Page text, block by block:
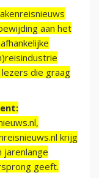
aan het
die graag
krijg
geeft.